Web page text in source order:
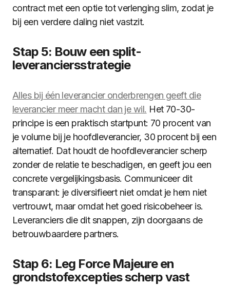
contract met een optie tot verlenging slim, zodat je
bij een verdere daling niet vastzit.
Stap 5: Bouw een split-
leveranciersstrategie
Alles bij één leverancier onderbrengen geeft die
leverancier meer macht dan je wil. Het 70-30-
principe is een praktisch startpunt: 70 procent van
je volume bij je hoofdleverancier, 30 procent bij een
alternatief. Dat houdt de hoofdleverancier scherp
zonder de relatie te beschadigen, en geeft jou een
concrete vergelijkingsbasis. Communiceer dit
transparant: je diversifieert niet omdat je hem niet
vertrouwt, maar omdat het goed risicobeheer is.
Leveranciers die dit snappen, zijn doorgaans de
betrouwbaardere partners.
Stap 6: Leg Force Majeure en
grondstofexcepties scherp vast